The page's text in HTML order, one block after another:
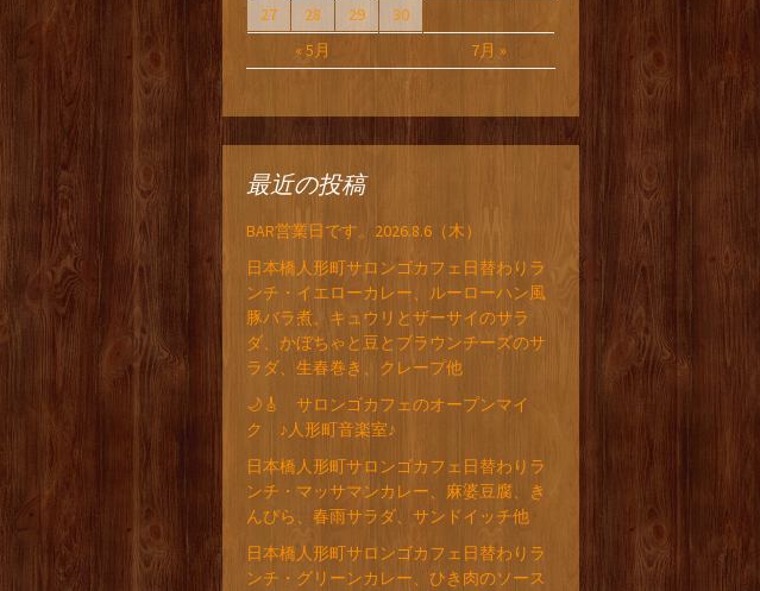
« 5月 7月 »
27
28 29 30
最近の投稿
BAR営業日です。2026.8.6（木）
日本橋人形町サロンゴカフェ日替わりラ
ンチ・イエローカレー、ルーローハン風
豚バラ煮、キュウリとザーサイのサラ
ダ、かぼちゃと豆とブラウンチーズのサ
ラダ、生春巻き、クレープ他
🌙🎸 サロンゴカフェのオープンマイ
ク ♪人形町音楽室♪
日本橋人形町サロンゴカフェ日替わりラ
ンチ・マッサマンカレー、麻婆豆腐、き
んぴら、春雨サラダ、サンドイッチ他
日本橋人形町サロンゴカフェ日替わりラ
ンチ・グリーンカレー、ひき肉のソース